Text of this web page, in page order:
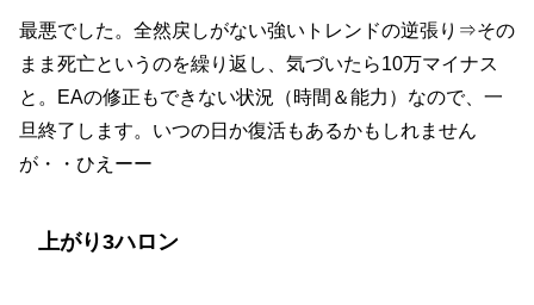
最悪でした。全然戻しがない強いトレンドの逆張り⇒その
まま死亡というのを繰り返し、気づいたら10万マイナス
と。EAの修正もできない状況（時間＆能力）なので、一
旦終了します。いつの日か復活もあるかもしれません
が・・ひえーー
上がり3ハロン